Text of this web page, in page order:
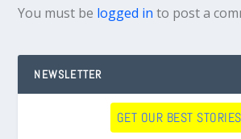
You must be logged in to post a
NEWSLETTER
GET OUR BEST